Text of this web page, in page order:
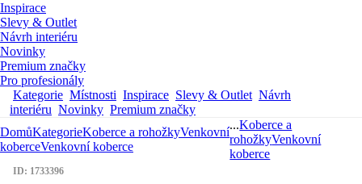
Inspirace
Slevy & Outlet
Návrh interiéru
Novinky
Premium značky
Pro profesionály
Kategorie Místnosti Inspirace Slevy & Outlet Návrh
interiéru Novinky Premium značky
DomůKategorieKoberce a rohožkyVenkovní
koberceVenkovní koberce
...Koberce a
rohožkyVenkovní
koberce
ID: 1733396